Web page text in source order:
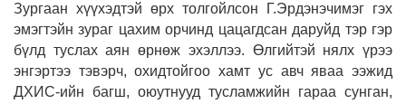
Зургаан хүүхэдтэй өрх толгойлсон Г.Эрдэнэчимэг гэх
эмэгтэйн зураг цахим орчинд цацагдсан даруйд тэр гэр
бүлд туслах аян өрнөж эхэллээ. Өлгийтэй нялх үрээ
энгэртээ тэвэрч, охидтойгоо хамт ус авч яваа ээжид
ДХИС-ийн багш, оюутнууд тусламжийн гараа сунган,